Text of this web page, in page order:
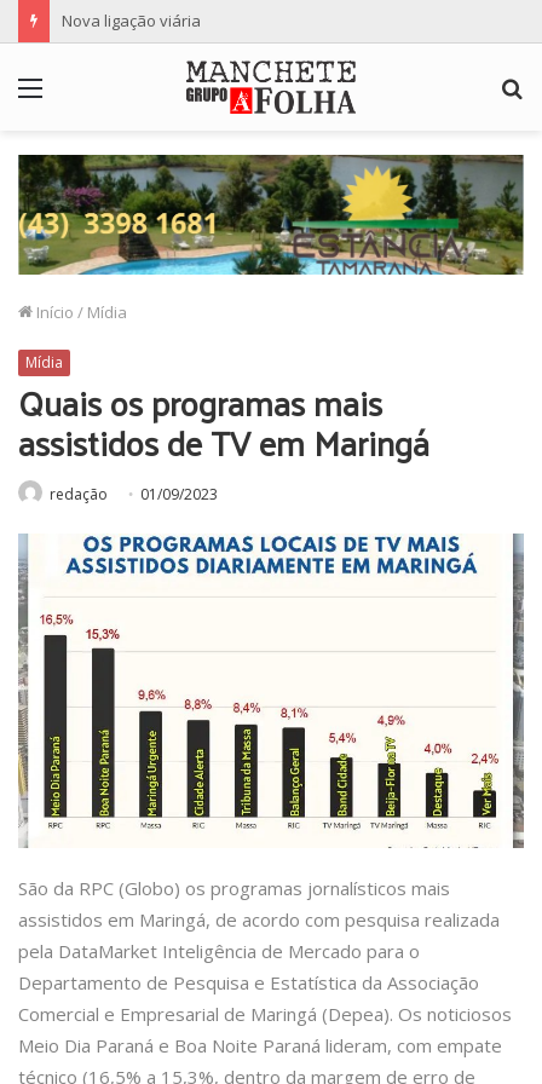
Nova ligação viária
Início / Mídia
Mídia
Quais os programas mais
assistidos de TV em Maringá
redação 01/09/2023
São da RPC (Globo) os programas jornalísticos mais
assistidos em Maringá, de acordo com pesquisa realizada
pela DataMarket Inteligência de Mercado para o
Departamento de Pesquisa e Estatística da Associação
Comercial e Empresarial de Maringá (Depea). Os noticiosos
Meio Dia Paraná e Boa Noite Paraná lideram, com empate
técnico (16,5% a 15,3%, dentro da margem de erro de